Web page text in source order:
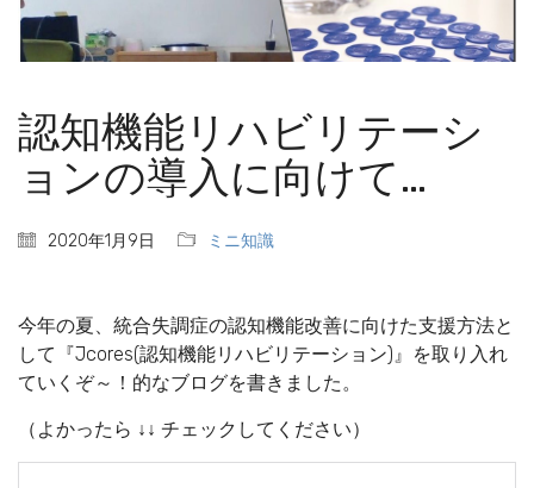
認知機能リハビリテーシ
ョンの導入に向けて…
2020年1月9日 ミニ知識
今年の夏、統合失調症の認知機能改善に向けた支援方法と
して『Jcores(認知機能リハビリテーション)』を取り入れ
ていくぞ～！的なブログを書きました。
（よかったら ↓↓ チェックしてください）